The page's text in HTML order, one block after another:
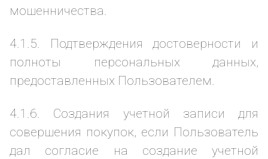
мошенничества.
4.1.5. Подтверждения достоверности и
полноты персональных данных,
предоставленных Пользователем.
4.1.6. Создания учетной записи для
совершения покупок, если Пользователь
дал согласие на создание учетной